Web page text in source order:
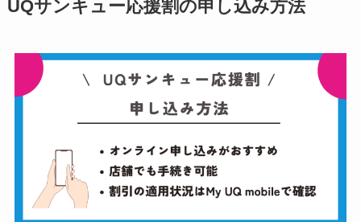
UQサンキュー応援割の申し込み方法